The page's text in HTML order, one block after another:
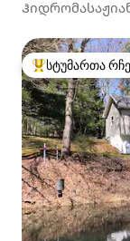
სტუმართა
სტუმართა